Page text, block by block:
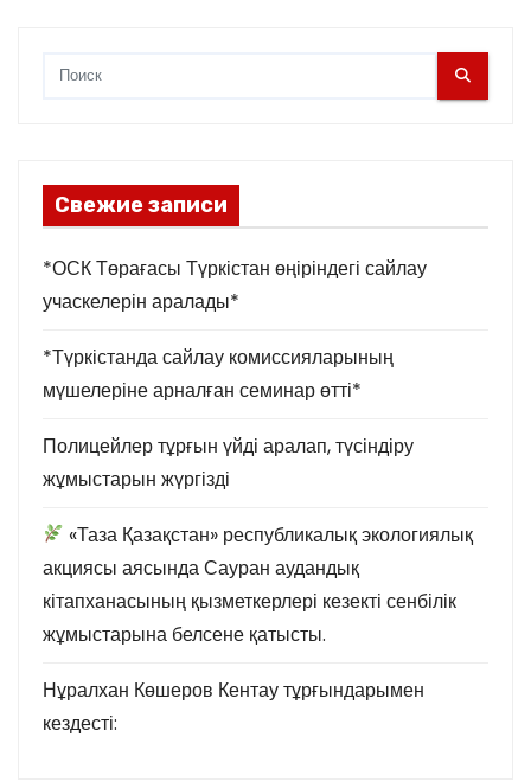
Свежие записи
*ОСК Төрағасы Түркістан өңіріндегі сайлау
учаскелерін аралады*
*Түркістанда сайлау комиссияларының
мүшелеріне арналған семинар өтті*
Полицейлер тұрғын үйді аралап, түсіндіру
жұмыстарын жүргізді
«Таза Қазақстан» республикалық экологиялық
акциясы аясында Сауран аудандық
кітапханасының қызметкерлері кезекті сенбілік
жұмыстарына белсене қатысты.
Нұралхан Көшеров Кентау тұрғындарымен
кездесті: